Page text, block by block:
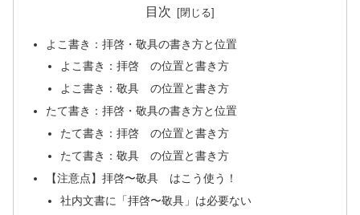
目次
よこ書き：拝啓・敬具の書き方と位置
よこ書き：拝啓 の位置と書き方
よこ書き：敬具 の位置と書き方
たて書き：拝啓・敬具の書き方と位置
たて書き：拝啓 の位置と書き方
たて書き：敬具 の位置と書き方
【注意点】拝啓〜敬具 はこう使う！
社内文書に「拝啓〜敬具」は必要ない